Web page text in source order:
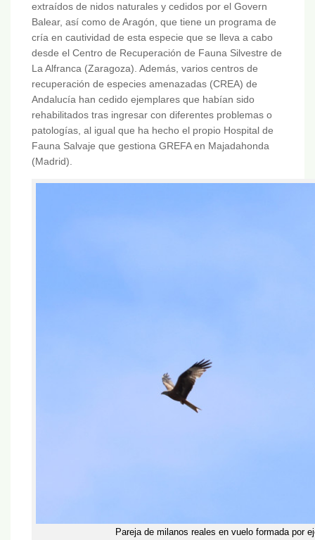
extraídos de nidos naturales y cedidos por el Govern
Balear, así como de Aragón, que tiene un programa de
cría en cautividad de esta especie que se lleva a cabo
desde el Centro de Recuperación de Fauna Silvestre de
La Alfranca (Zaragoza). Además, varios centros de
recuperación de especies amenazadas (CREA) de
Andalucía han cedido ejemplares que habían sido
rehabilitados tras ingresar con diferentes problemas o
patologías, al igual que ha hecho el propio Hospital de
Fauna Salvaje que gestiona GREFA en Majadahonda
(Madrid).
Pareja de milanos reales en vuelo formada por